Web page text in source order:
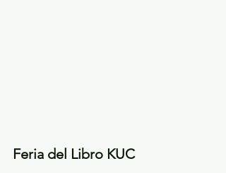
Feria del Libro KUC